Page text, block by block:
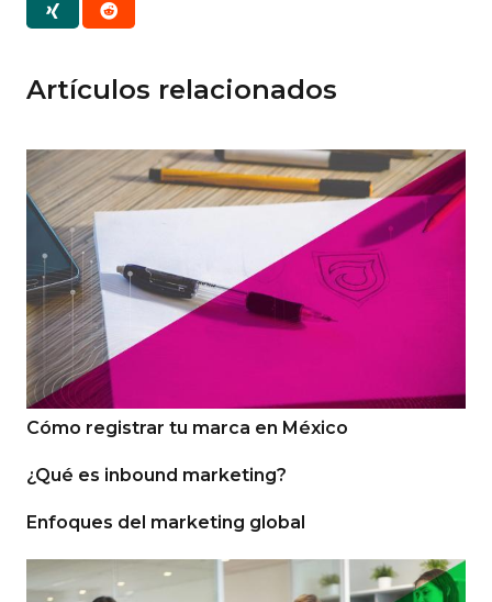
Artículos relacionados
Cómo registrar tu marca en México
¿Qué es inbound marketing?
Enfoques del marketing global